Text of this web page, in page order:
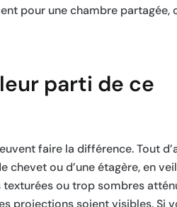
pour une chambre partagée,
parti de ce
faire la différence. Tout
chevet ou d’une étagère, en
ou trop sombres
projections soient visibles. Si